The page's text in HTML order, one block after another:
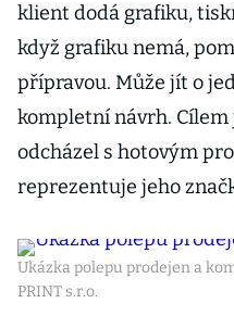
klient dodá grafiku,
když grafiku nemá,
přípravou. Může jít o
kompletní návrh. Cílem
odcházel s hotovým
reprezentuje jeho
Ukázka polepu prodejen a
PRINT s.r.o.